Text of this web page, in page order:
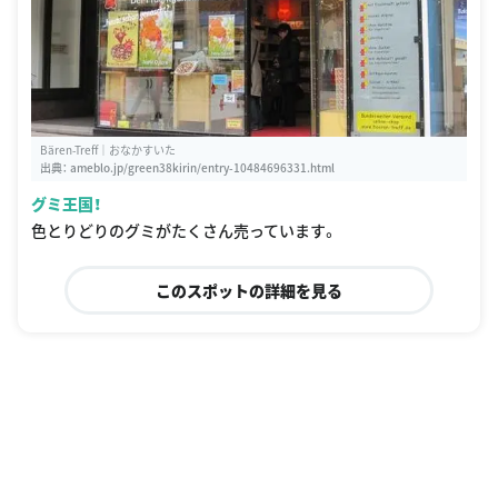
Bären-Treff｜おなかすいた
出典： ameblo.jp/green38kirin/entry-10484696331.html
グミ王国！
色とりどりのグミがたくさん売っています。
このスポットの詳細を見る